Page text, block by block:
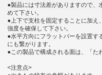
●製品には寸法差がありますので、
めて下さい。
●上下で支柱を固定することに加え
強度を確保して下さい。
●水平方向にフラットバーを設置す
にも繋がります。
●この製品で構成される面は、「た
<注意点>